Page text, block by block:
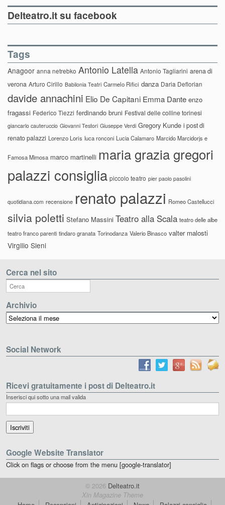
Delteatro.it su facebook
Tags
Anagoor anna netrebko Antonio Latella Antonio Tagliarini arena di
verona Arturo Cirillo Babilonia Teatri Carmelo Rifici danza Daria Deflorian
davide annachini Elio De Capitani Emma Dante enzo
fragassi Federico Tiezzi ferdinando bruni Festival delle colline torinesi
giancarlo cauteruccio Giovanni Testori Giuseppe Verdi Gregory Kunde i post di
renato palazzi Lorenzo Loris luca ronconi Lucia Calamaro Marcido Marcidorjs e
Famosa Mimosa marco martinelli maria grazia gregori
palazzi consiglia piccolo teatro pier paolo pasolini
quotidiana.com recensione renato palazzi Romeo Castellucci
silvia poletti Stefano Massini Teatro alla Scala teatro delle albe
teatro franco parenti tindaro granata Torinodanza Valerio Binasco valter malosti
Virgilio Sieni
Cerca nel sito
Archivio
Archivio
Social Network
Ricevi gratuitamente i post di Delteatro.it
Inserisci qui sotto una mail valida
Google Website Translator
Click on flags or choose from the menu [google-translator]
© 2026 Delteatro.it
Xin Magazine Theme